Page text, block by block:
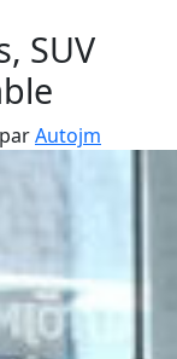
SUV
parAutojm